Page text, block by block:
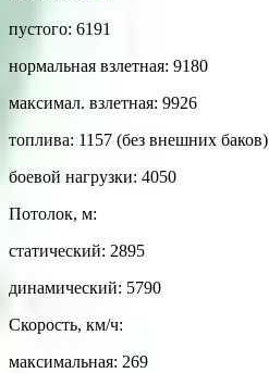
пустого: 6191
нормальная взлетная: 9180
максимал. взлетная: 9926
топлива: 1157 (без внешних баков)
боевой нагрузки: 4050
Потолок, м:
статический: 2895
динамический: 5790
Скорость, км/ч:
максимальная: 269